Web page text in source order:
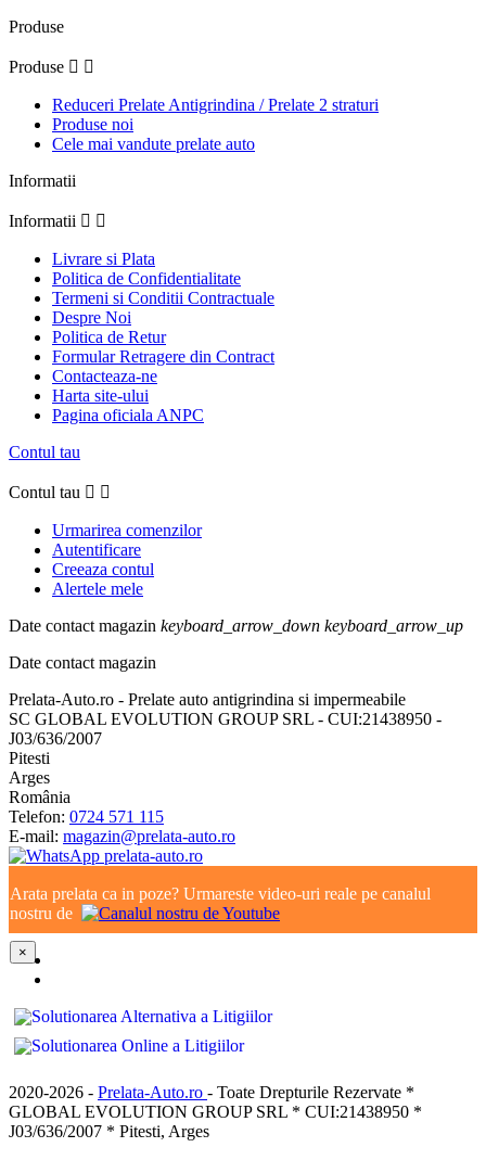
Produse
Produse  
Reduceri Prelate Antigrindina / Prelate 2 straturi
Produse noi
Cele mai vandute prelate auto
Informatii
Informatii  
Livrare si Plata
Politica de Confidentialitate
Termeni si Conditii Contractuale
Despre Noi
Politica de Retur
Formular Retragere din Contract
Contacteaza-ne
Harta site-ului
Pagina oficiala ANPC
Contul tau
Contul tau  
Urmarirea comenzilor
Autentificare
Creeaza contul
Alertele mele
Date contact magazin keyboard_arrow_down keyboard_arrow_up
Date contact magazin
Prelata-Auto.ro - Prelate auto antigrindina si impermeabile
SC GLOBAL EVOLUTION GROUP SRL - CUI:21438950 -
J03/636/2007
Pitesti
Arges
România
Telefon: 0724 571 115
E-mail: magazin@prelata-auto.ro
Arata prelata ca in poze? Urmareste video-uri reale pe canalul
nostru de
×
2020-2026 - Prelata-Auto.ro - Toate Drepturile Rezervate *
GLOBAL EVOLUTION GROUP SRL * CUI:21438950 *
J03/636/2007 * Pitesti, Arges